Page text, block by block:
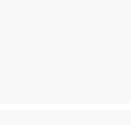
gereken tedbirler